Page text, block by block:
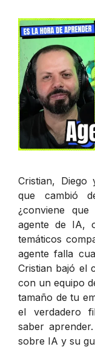
Cristian, Diego
que cambió
¿conviene
agente de IA,
temáticos
agente falla
Cristian bajó el
con un equipo
tamaño de tu
el verdadero
saber
sobre IA y su